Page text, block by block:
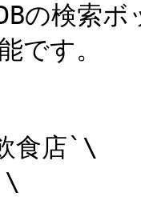
の検索
です。
食店`\